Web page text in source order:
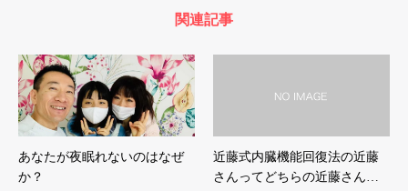
関連記事
あなたが夜眠れないのはなぜ
か？
近藤式内臓機能回復法の近藤
さんってどちらの近藤さん…